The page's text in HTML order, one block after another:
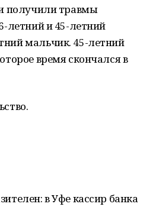
получили травмы
летний и 45-летний
мальчик. 45-летний
время скончался в
в Уфе кассир банка